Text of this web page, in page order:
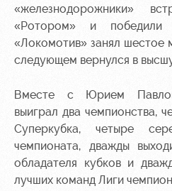
мероприятий
Аренда
полей
площадей
Ледовый
дворец
Занятия
спортом
Академия
Как
поступить
Руководство
Контакты
Академии
карта
«железнодорожники»
«Ротором» и
«Локомотив» занял шестое
следующем вернулся в
Вместе с Юрием
выиграл два чемпионства,
Суперкубка, четыре
чемпионата, дважды
обладателя кубков и
лучших команд Лиги